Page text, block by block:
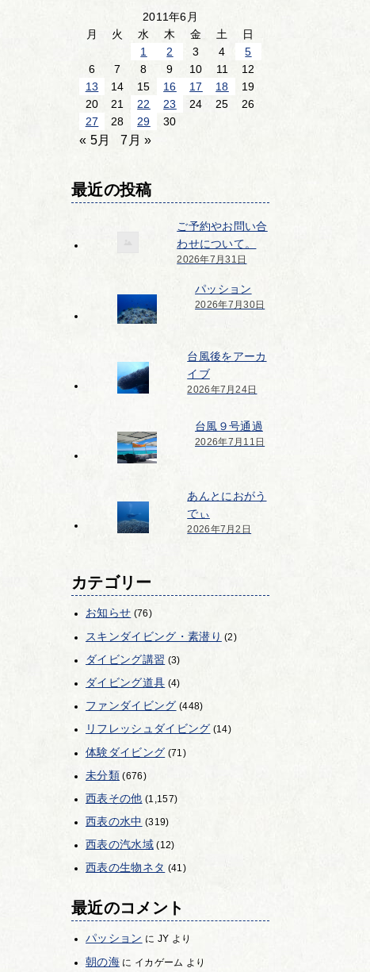
2011年6月
月
火 水 木 金 土
日
1
2 3 4
5
6
7 8 9 10 11
12
13
14 15 16 17 18
19
20
21 22 23 24 25
26
27
28 29 30
« 5月 7月 »
最近の投稿
ご予約やお問い合
わせについて。
2026年7月31日
パッション
2026年7月30日
台風後をアーカ
イブ
2026年7月24日
台風９号通過
2026年7月11日
あんとにおがう
でぃ
2026年7月2日
カテゴリー
お知らせ (76)
スキンダイビング・素潜り (2)
ダイビング講習 (3)
ダイビング道具 (4)
ファンダイビング (448)
リフレッシュダイビング (14)
体験ダイビング (71)
未分類(676)
西表その他 (1,157)
西表の水中 (319)
西表の汽水域(12)
西表の生物ネタ (41)
最近のコメント
パッション に JY より
朝の海に イカゲーム より